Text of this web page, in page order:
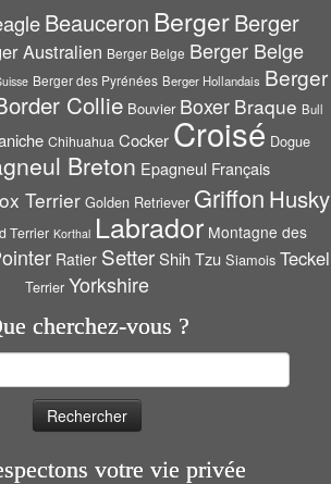
Beauceron BergerBerger
Australien Berger Belge Berger Belge
Berger des Pyrénées Berger Hollandais Berger
Collie Bouvier Boxer Braque Bull
Chihuahua Cocker Croisé Dogue
Breton Epagneul Français
Terrier Golden Retriever Griffon Husky
Terrier Korthal Labrador Montagne des
Ratier Setter Shih Tzu Siamois Teckel
Terrier Yorkshire
cherchez-vous ?
votre vie privée